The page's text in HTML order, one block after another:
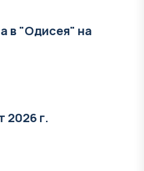
в "Одисея" на
2026 г.